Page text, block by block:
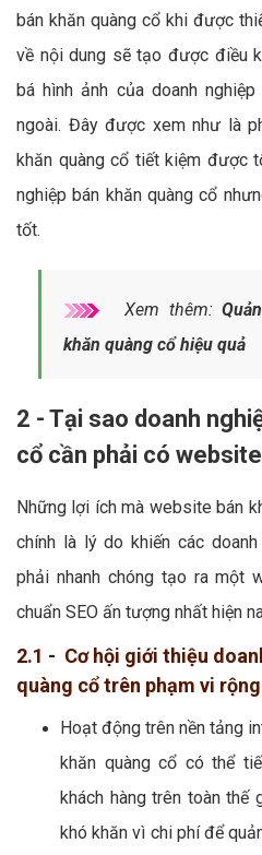
bán khăn quàng cổ khi được
về nội dung sẽ tạo được điều
bá hình ảnh của doanh
ngoài. Đây được xem như là
khăn quàng cổ tiết kiệm được
nghiệp bán khăn quàng cổ
tốt.
Xem thêm:
khăn quàng cổ hiệu quả
2 - Tại sao doanh
cổ cần phải có
Những lợi ích mà website bán
chính là lý do khiến các
phải nhanh chóng tạo ra một
chuẩn SEO ấn tượng nhất hiện
2.1 - Cơ hội giới thiệu
quàng cổ trên phạm vi
Hoạt động trên nền tảng
khăn quàng cổ có thể
khách hàng trên toàn
khó khăn vì chi phí để